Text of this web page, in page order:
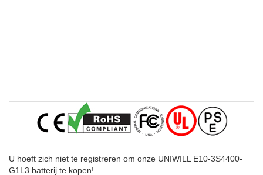
U hoeft zich niet te registreren om onze UNIWILL E10-3S4400-
G1L3 batterij te kopen!